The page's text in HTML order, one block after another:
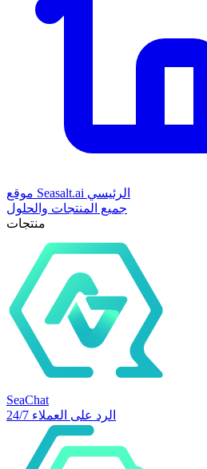
موقع Seasalt.ai الرئيسي
جميع المنتجات والحلول
منتجات
SeaChat
الرد على العملاء 24/7